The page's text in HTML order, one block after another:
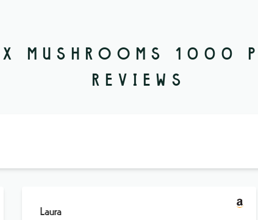
MUSHROOMS 1000
REVIEWS
Laura